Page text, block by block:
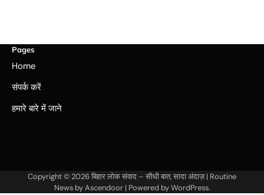
Pages
Home
संपर्क करें
हमारे बारे में जाने
Copyright © 2026बिहार लोक संवाद – सीधी बात, सादा अंदाज़| Routine
News byAscendoor| Powered byWordPress.